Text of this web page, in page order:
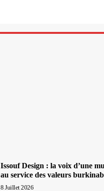
Issouf Design : la voix d’une
au service des valeurs
8 Juillet 2026